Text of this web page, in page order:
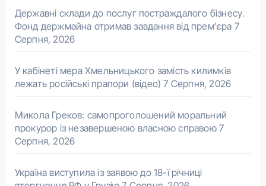
Державні склади до послуг постраждалого бізнесу.
Фонд держмайна отримав завдання від прем’єра 7
Серпня, 2026
У кабінеті мера Хмельницького замість килимків
лежать російські прапори (відео) 7 Серпня, 2026
Микола Греков: самопроголошений моральний
прокурор із незавершеною власною справою 7
Серпня, 2026
Україна виступила із заявою до 18-ї річниці